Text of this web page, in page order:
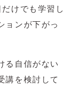
けでも学習し
ョンが下がっ
る自信がない
講を検討して